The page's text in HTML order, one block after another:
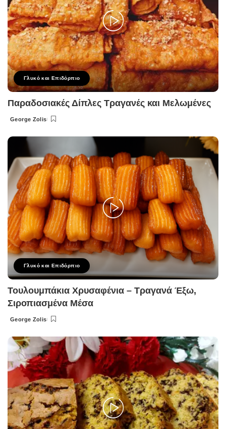
Γλυκό και Επιδόρπιο
Παραδοσιακές Δίπλες Τραγανές και Μελωμένες
Posted
George Zolis
Γλυκό και Επιδόρπιο
Τουλουμπάκια Χρυσαφένια – Τραγανά Έξω,
Σιροπιασμένα Μέσα
Posted
George Zolis